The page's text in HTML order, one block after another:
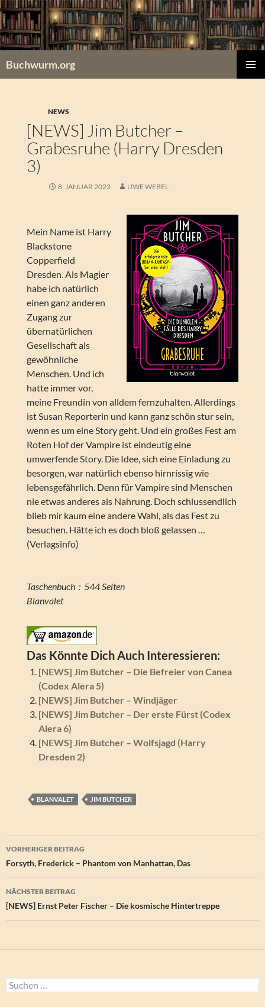
Zum
Inhalt
springen
Buchwurm.org
NEWS
[NEWS] Jim Butcher –
Grabesruhe (Harry Dresden
3)
8. JANUAR 2023 UWE WEBEL
Mein Name ist Harry
Blackstone
Copperfield
Dresden. Als Magier
habe ich natürlich
einen ganz anderen
Zugang zur
übernatürlichen
Gesellschaft als
gewöhnliche
Menschen. Und ich
hatte immer vor,
meine Freundin von alldem fernzuhalten. Allerdings
ist Susan Reporterin und kann ganz schön stur sein,
wenn es um eine Story geht. Und ein großes Fest am
Roten Hof der Vampire ist eindeutig eine
umwerfende Story. Die Idee, sich eine Einladung zu
besorgen, war natürlich ebenso hirnrissig wie
lebensgefährlich. Denn für Vampire sind Menschen
nie etwas anderes als Nahrung. Doch schlussendlich
blieb mir kaum eine andere Wahl, als das Fest zu
besuchen. Hätte ich es doch bloß gelassen …
(Verlagsinfo)
Taschenbuch ‏ : ‎ 544 Seiten
Blanvalet
Das Könnte Dich Auch Interessieren:
[NEWS] Jim Butcher – Die Befreier von Canea
(Codex Alera 5)
[NEWS] Jim Butcher – Windjäger
[NEWS] Jim Butcher – Der erste Fürst (Codex
Alera 6)
[NEWS] Jim Butcher – Wolfsjagd (Harry
Dresden 2)
BLANVALET JIM BUTCHER
Beitragsnavigation
VORHERIGER BEITRAG
Forsyth, Frederick – Phantom von Manhattan, Das
NÄCHSTER BEITRAG
[NEWS] Ernst Peter Fischer – Die kosmische Hintertreppe
Suchen
nach: